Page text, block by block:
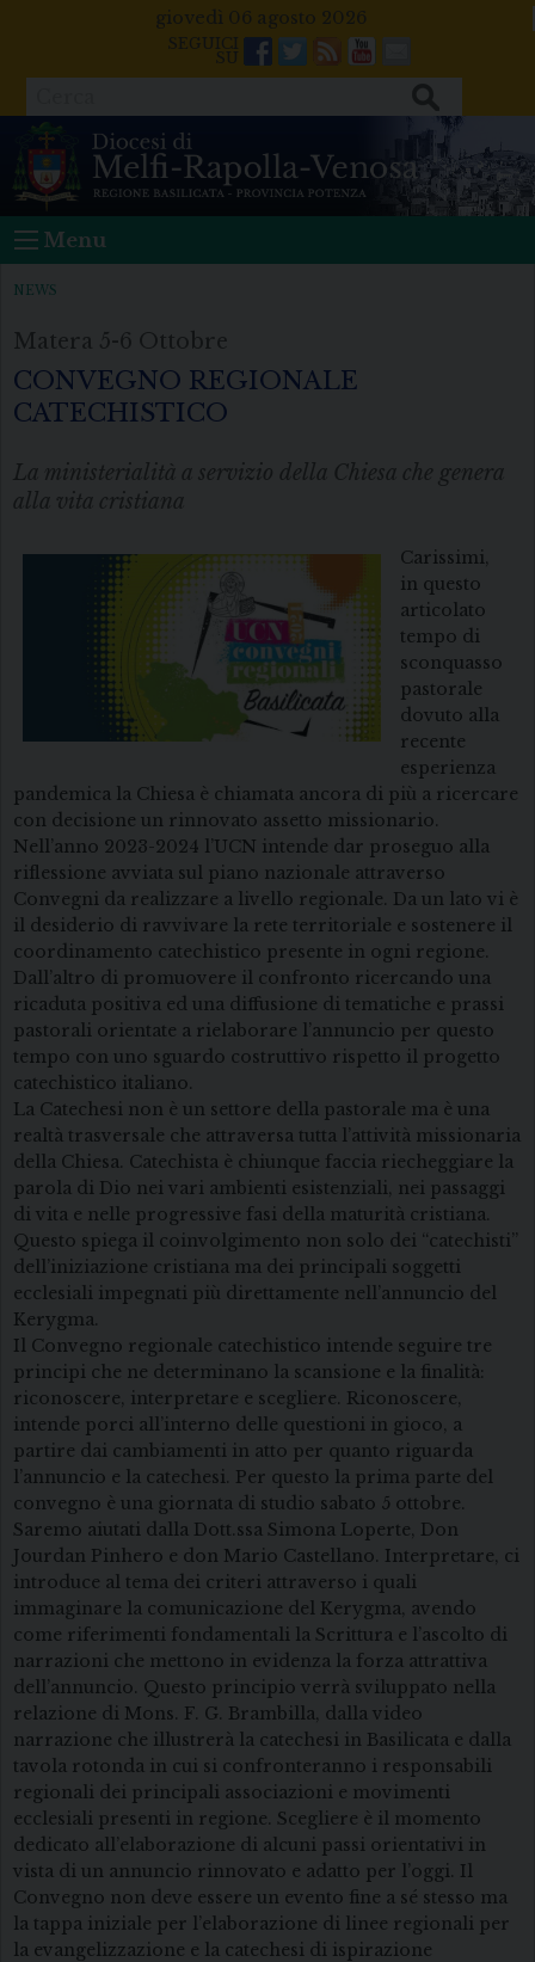
giovedì 06 agosto 2026
Facebook
Twitter
FeedsYoutube
Mail
Menu
NEWS
Matera 5-6 Ottobre
CONVEGNO REGIONALE
CATECHISTICO
La ministerialità a servizio della Chiesa che genera
alla vita cristiana
Carissimi,
in questo
articolato
tempo di
sconquasso
pastorale
dovuto alla
recente
esperienza
pandemica la Chiesa è chiamata ancora di più a ricercare
con decisione un rinnovato assetto missionario.
Nell’anno 2023-2024 l’UCN intende dar proseguo alla
riflessione avviata sul piano nazionale attraverso
Convegni da realizzare a livello regionale. Da un lato vi è
il desiderio di ravvivare la rete territoriale e sostenere il
coordinamento catechistico presente in ogni regione.
Dall’altro di promuovere il confronto ricercando una
ricaduta positiva ed una diffusione di tematiche e prassi
pastorali orientate a rielaborare l’annuncio per questo
tempo con uno sguardo costruttivo rispetto il progetto
catechistico italiano.
La Catechesi non è un settore della pastorale ma è una
realtà trasversale che attraversa tutta l’attività missionaria
della Chiesa. Catechista è chiunque faccia riecheggiare la
parola di Dio nei vari ambienti esistenziali, nei passaggi
di vita e nelle progressive fasi della maturità cristiana.
Questo spiega il coinvolgimento non solo dei “catechisti”
dell’iniziazione cristiana ma dei principali soggetti
ecclesiali impegnati più direttamente nell’annuncio del
Kerygma.
Il Convegno regionale catechistico intende seguire tre
principi che ne determinano la scansione e la finalità:
riconoscere, interpretare e scegliere. Riconoscere,
intende porci all’interno delle questioni in gioco, a
partire dai cambiamenti in atto per quanto riguarda
l’annuncio e la catechesi. Per questo la prima parte del
convegno è una giornata di studio sabato 5 ottobre.
Saremo aiutati dalla Dott.ssa Simona Loperte, Don
Jourdan Pinhero e don Mario Castellano. Interpretare, ci
introduce al tema dei criteri attraverso i quali
immaginare la comunicazione del Kerygma, avendo
come riferimenti fondamentali la Scrittura e l’ascolto di
narrazioni che mettono in evidenza la forza attrattiva
dell’annuncio. Questo principio verrà sviluppato nella
relazione di Mons. F. G. Brambilla, dalla video
narrazione che illustrerà la catechesi in Basilicata e dalla
tavola rotonda in cui si confronteranno i responsabili
regionali dei principali associazioni e movimenti
ecclesiali presenti in regione. Scegliere è il momento
dedicato all’elaborazione di alcuni passi orientativi in
vista di un annuncio rinnovato e adatto per l’oggi. Il
Convegno non deve essere un evento fine a sé stesso ma
la tappa iniziale per l’elaborazione di linee regionali per
la evangelizzazione e la catechesi di ispirazione